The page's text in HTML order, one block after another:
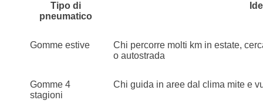
Tipo di
pneumatico
Gomme estive
Chi percorre molti km in estate,
o autostrada
Gomme 4
stagioni
Chi guida in aree dal clima mite e